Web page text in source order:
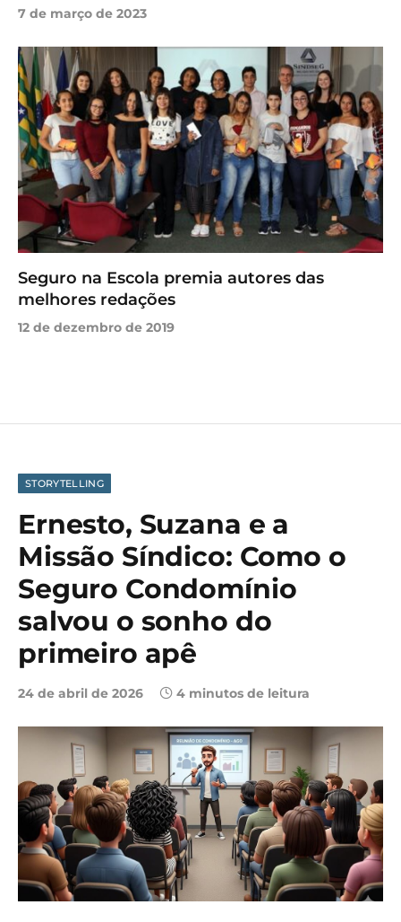
7 de março de 2023
Seguro na Escola premia autores das
melhores redações
12 de dezembro de 2019
STORYTELLING
Ernesto, Suzana e a
Missão Síndico: Como o
Seguro Condomínio
salvou o sonho do
primeiro apê
24 de abril de 2026 4 minutos de leitura